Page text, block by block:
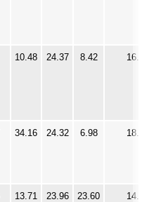
10.48 24.37 8.42
34.16 24.32 6.98
13.71 23.96 23.60